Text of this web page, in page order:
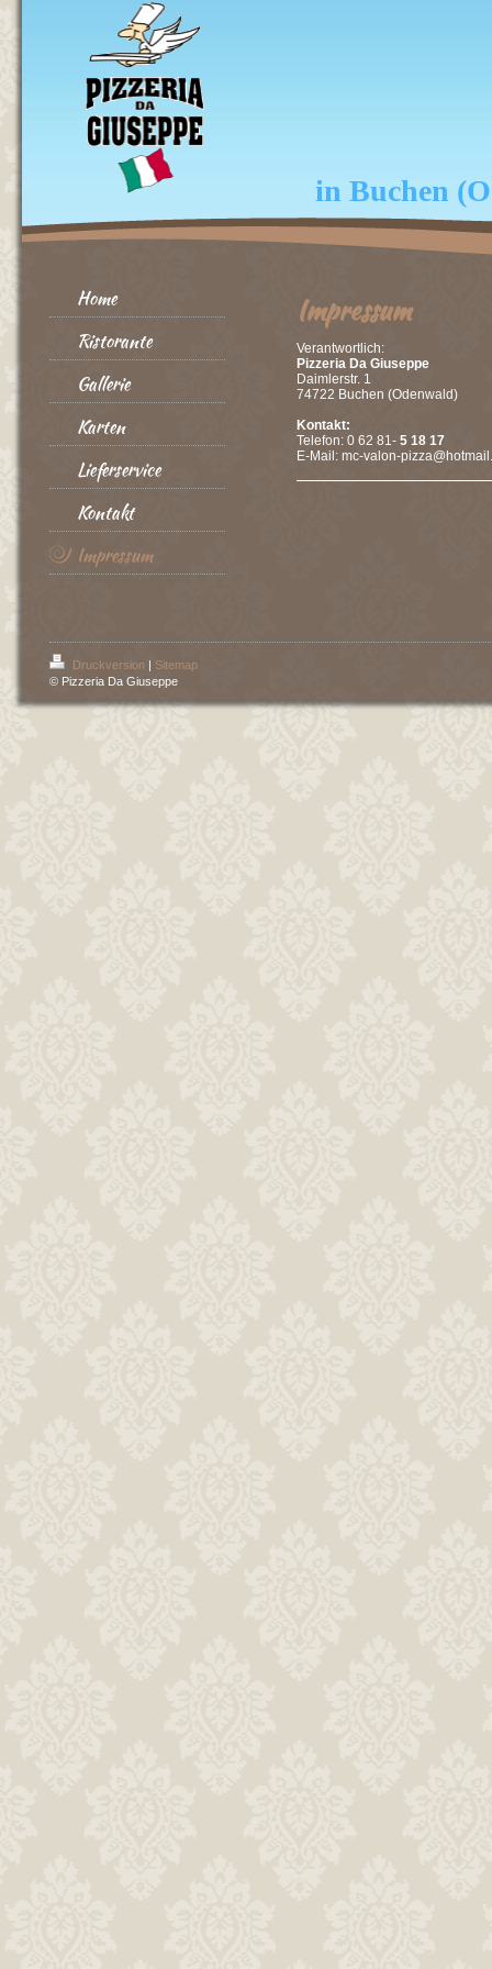
in Buchen
Home
Ristorante
Gallerie
Karten
Lieferservice
Kontakt
Impressum
Impressum
Verantwortlich:
Pizzeria Da Giuseppe
Daimlerstr. 1
74722 Buchen (Odenwald)
Kontakt:
Telefon: 0 62 81- 5 18 17
E-Mail: mc-valon-
Druckversion | Sitemap
© Pizzeria Da Giuseppe